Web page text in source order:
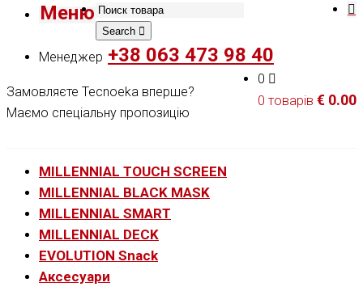
Меню
Search
Менеджер +38 063 473 98 40
0
0 товарів € 0.00
Замовляєте Tecnoeka вперше?
Маємо спеціальну пропозицію
MILLENNIAL TOUCH SCREEN
MILLENNIAL BLACK MASK
MILLENNIAL SMART
MILLENNIAL DECK
EVOLUTION Snack
Аксесуари